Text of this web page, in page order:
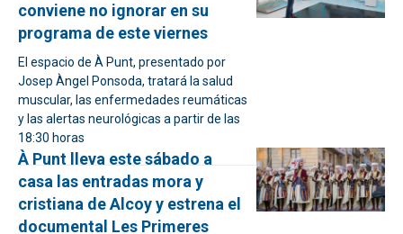
conviene no ignorar en su
programa de este viernes
El espacio de À Punt, presentado por
Josep Àngel Ponsoda, tratará la salud
muscular, las enfermedades reumáticas
y las alertas neurológicas a partir de las
18:30 horas
À Punt lleva este sábado a
casa las entradas mora y
cristiana de Alcoy y estrena el
documental Les Primeres